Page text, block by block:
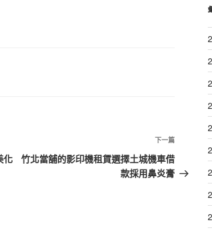
化
下
一
篇
下一篇
竹北當舖的影印機租賃選擇土城機車借
款採用鼻炎膏